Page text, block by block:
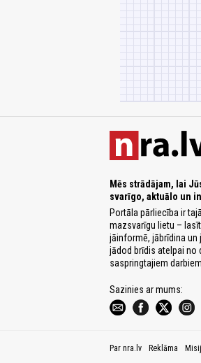
Mēs strādājam, lai
svarīgo, aktuālo un
Portāla pārliecība ir
mazsvarīgu lietu –
jāinformē, jābrīdina un
jādod brīdis atelpai no
saspringtajiem darbiem.
Sazinies ar mums:
Par nra.lv Reklāma